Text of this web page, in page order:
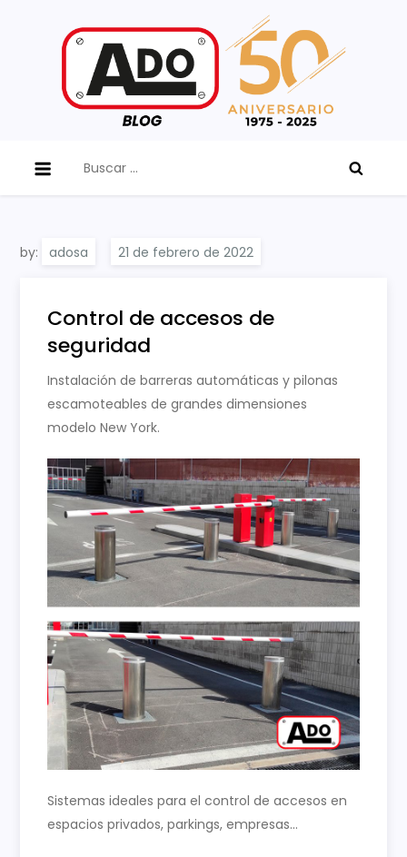
by: adosa
Control de accesos de
seguridad
Instalación de barreras automáticas y pilonas
escamoteables de grandes dimensiones
modelo New York.
Sistemas ideales para el control de accesos en
espacios privados, parkings, empresas…